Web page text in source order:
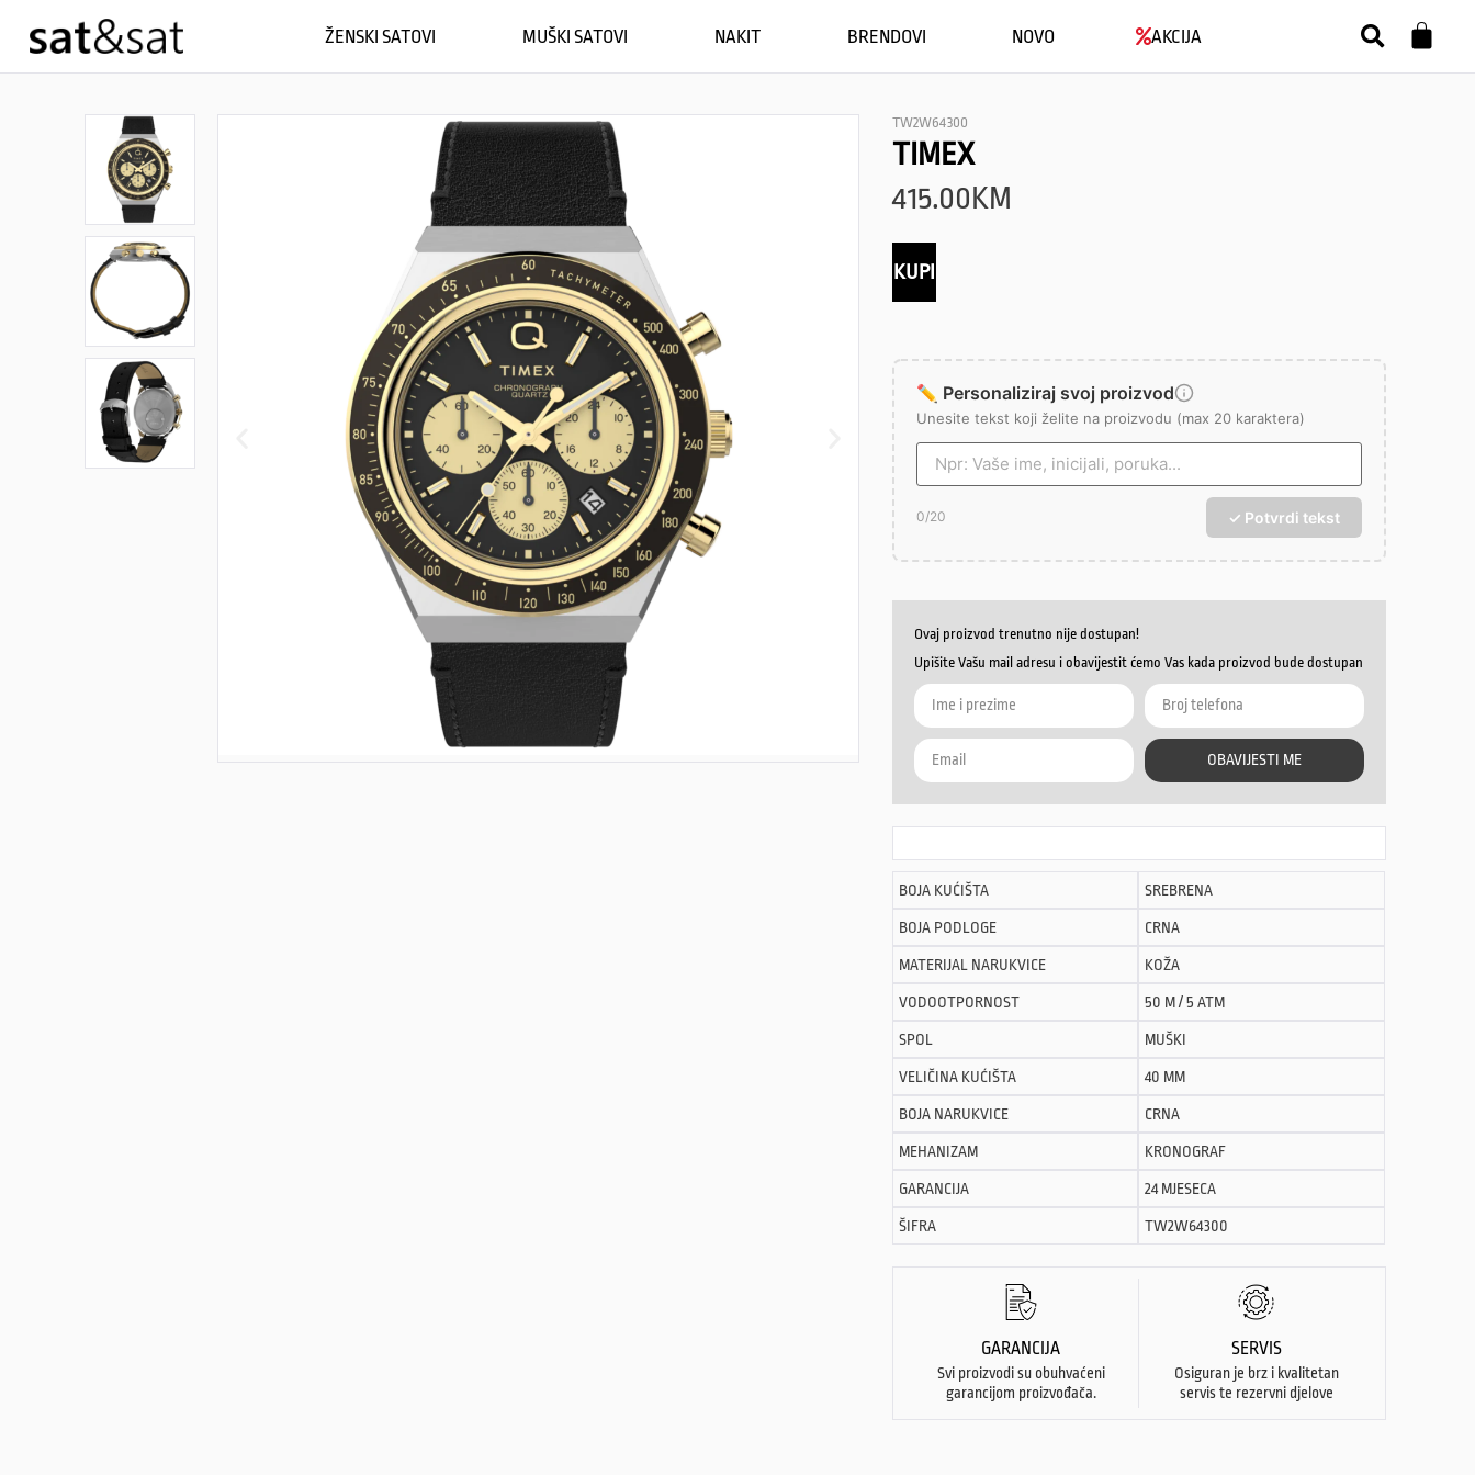
ŽENSKI SATOVI MUŠKI SATOVI NAKIT BRENDOVI NOVO AKCIJA
TW2W64300
TIMEX
415.00 KM
KUPI
✏️ Personaliziraj svoj proizvod
Unesite tekst koji želite na proizvodu (max 20 karaktera)
0/20 ✓ Potvrdi tekst
Ovaj proizvod trenutno nije dostupan!
Upišite Vašu mail adresu i obavijestit ćemo Vas kada proizvod bude dostupan
OBAVIJESTI ME
BOJA KUĆIŠTA SREBRENA
BOJA PODLOGE CRNA
MATERIJAL NARUKVICE KOŽA
VODOOTPORNOST 50 M / 5 ATM
SPOL MUŠKI
VELIČINA KUĆIŠTA 40 MM
BOJA NARUKVICE CRNA
MEHANIZAM KRONOGRAF
GARANCIJA 24 MJESECA
ŠIFRA TW2W64300
GARANCIJA
Svi proizvodi su obuhvaćeni
garancijom proizvođača.
SERVIS
Osiguran je brz i kvalitetan
servis te rezervni djelove